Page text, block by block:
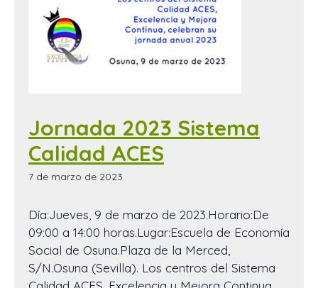
Jornada 2023 Sistema
Calidad ACES
7 de marzo de 2023
Día:Jueves, 9 de marzo de 2023.Horario:De
09:00 a 14:00 horas.Lugar:Escuela de Economía
Social de Osuna.Plaza de la Merced,
S/N.Osuna (Sevilla). Los centros del Sistema